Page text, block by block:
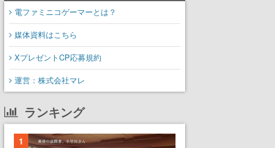
電ファミニコゲーマーとは？
媒体資料はこちら
XプレゼントCP応募規約
運営：株式会社マレ
ランキング
1